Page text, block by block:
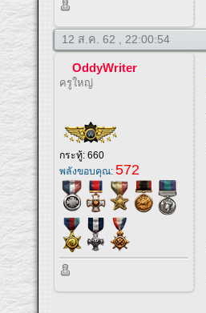
12 ส.ค. 62 , 22:00:54
OddyWriter
ครูใหญ่
กระทู้: 660
พลังขอบคุณ:572